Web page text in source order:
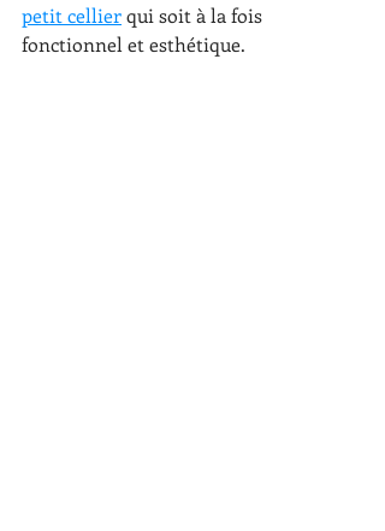
petit cellier qui soit à la fois
fonctionnel et esthétique.